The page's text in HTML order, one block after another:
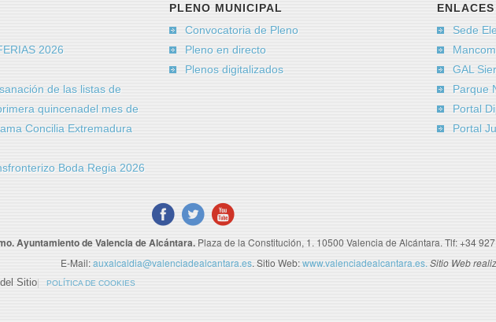
2026
de las listas de
quincenadel mes de
Concilia Extremadura
Boda Regia 2026
PLENO MUNICIPAL
Convocatoria de Pleno
Pleno en directo
Plenos digitalizados
Sede
GAL
Parque
Portal
Portal
Ayuntamiento de Valencia de Alcántara. Plaza de la Constitución, 1. 10500 Valencia de Alcántara. Tlf: +34
E-Mail:auxalcaldia@valenciadealcantara.es. Sitio Web:www.valenciadealcantara.es. Sitio Web
Sitio POLÍTICA DE COOKIES